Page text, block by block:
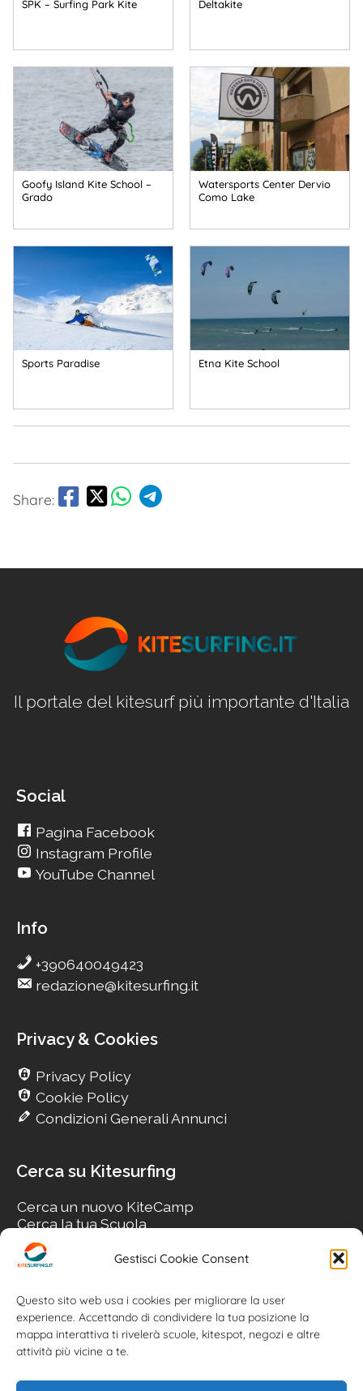
Gestisci Cookie Consent
Questo sito web usa i cookies per migliorare la user
experience. Accettando di condividere la tua posizione la
mappa interattiva ti rivelerà scuole, kitespot, negozi e altre
attività più vicine a te.
SPK – Surfing Park Kite Deltakite
Goofy Island Kite School –
Grado
Watersports Center Dervio
Como Lake
Sports Paradise Etna Kite School
Share:
Il portale del kitesurf più importante d'Italia
Social
Pagina Facebook
Instagram Profile
YouTube Channel
Info
+390640049423
redazione@kitesurfing.it
Privacy & Cookies
Privacy Policy
Cookie Policy
Condizioni Generali Annunci
Cerca su Kitesurfing
Cerca un nuovo KiteCamp
Cerca la tua Scuola
Cerca il tuo KiteSpot
Cerca Accommodation
Cerca il tuo Usato